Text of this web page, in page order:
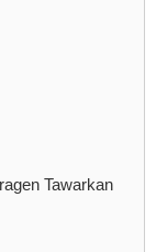
Tawarkan